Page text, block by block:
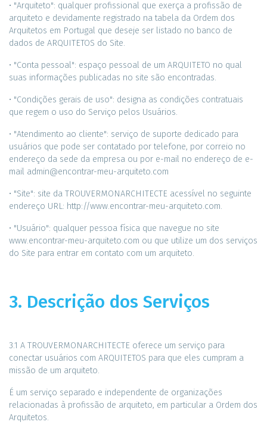
• "Arquiteto": qualquer profissional que exerça a profissão de
arquiteto e devidamente registrado na tabela da Ordem dos
Arquitetos em Portugal que deseje ser listado no banco de
dados de ARQUITETOS do Site.
• "Conta pessoal": espaço pessoal de um ARQUITETO no qual
suas informações publicadas no site são encontradas.
• "Condições gerais de uso": designa as condições contratuais
que regem o uso do Serviço pelos Usuários.
• "Atendimento ao cliente": serviço de suporte dedicado para
usuários que pode ser contatado por telefone, por correio no
endereço da sede da empresa ou por e-mail no endereço de e-
mail admin@encontrar-meu-arquiteto.com
• "Site": site da TROUVERMONARCHITECTE acessível no seguinte
endereço URL: http://www.encontrar-meu-arquiteto.com.
• "Usuário": qualquer pessoa física que navegue no site
www.encontrar-meu-arquiteto.com ou que utilize um dos serviços
do Site para entrar em contato com um arquiteto.
3. Descrição dos Serviços
3.1 A TROUVERMONARCHITECTE oferece um serviço para
conectar usuários com ARQUITETOS para que eles cumpram a
missão de um arquiteto.
É um serviço separado e independente de organizações
relacionadas à profissão de arquiteto, em particular a Ordem dos
Arquitetos.